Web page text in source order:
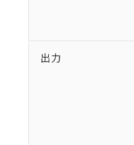
出力